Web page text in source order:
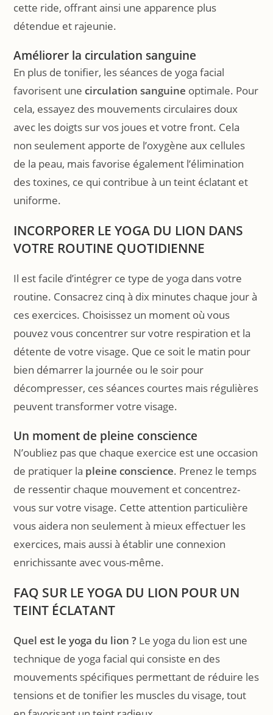
cette ride, offrant ainsi une apparence plus
détendue et rajeunie.
Améliorer la circulation sanguine
En plus de tonifier, les séances de yoga facial
favorisent unecirculation sanguine optimale. Pour
cela, essayez des mouvements circulaires doux
avec les doigts sur vos joues et votre front. Cela
non seulement apporte de l’oxygène aux cellules
de la peau, mais favorise également l’élimination
des toxines, ce qui contribue à un teint éclatant et
uniforme.
INCORPORER LE YOGA DU LION DANS
VOTRE ROUTINE QUOTIDIENNE
Il est facile d’intégrer ce type de yoga dans votre
routine. Consacrez cinq à dix minutes chaque jour à
ces exercices. Choisissez un moment où vous
pouvez vous concentrer sur votre respiration et la
détente de votre visage. Que ce soit le matin pour
bien démarrer la journée ou le soir pour
décompresser, ces séances courtes mais régulières
peuvent transformer votre visage.
Un moment de pleine conscience
N’oubliez pas que chaque exercice est une occasion
de pratiquer la pleine conscience. Prenez le temps
de ressentir chaque mouvement et concentrez-
vous sur votre visage. Cette attention particulière
vous aidera non seulement à mieux effectuer les
exercices, mais aussi à établir une connexion
enrichissante avec vous-même.
FAQ SUR LE YOGA DU LION POUR UN
TEINT ÉCLATANT
Quel est le yoga du lion ? Le yoga du lion est une
technique de yoga facial qui consiste en des
mouvements spécifiques permettant de réduire les
tensions et de tonifier les muscles du visage, tout